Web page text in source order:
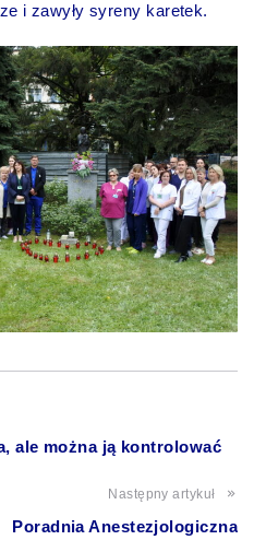
i zawyły syreny karetek.
ale można ją kontrolować
Następny artykuł
Poradnia Anestezjologiczna